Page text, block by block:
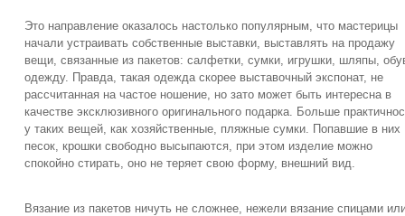
Это направление оказалось настолько популярным, что мастерицы
начали устраивать собственные выставки, выставлять на продажу
вещи, связанные из пакетов: салфетки, сумки, игрушки, шляпы,
одежду. Правда, такая одежда скорее выставочный экспонат, не
рассчитанная на частое ношение, но зато может быть интересна в
качестве эксклюзивного оригинального подарка. Больше
у таких вещей, как хозяйственные, пляжные сумки. Попавшие в них
песок, крошки свободно высыпаются, при этом изделие можно
спокойно стирать, оно не теряет свою форму, внешний вид.
Вязание из пакетов ничуть не сложнее, нежели вязание спицами